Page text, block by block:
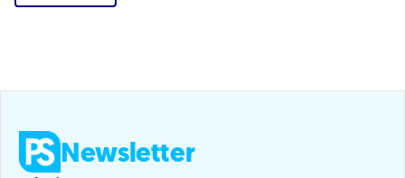
Newsletter